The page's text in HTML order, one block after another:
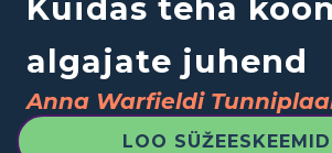
Kuidas teha
algajate juhend
Anna Warfieldi
LOO